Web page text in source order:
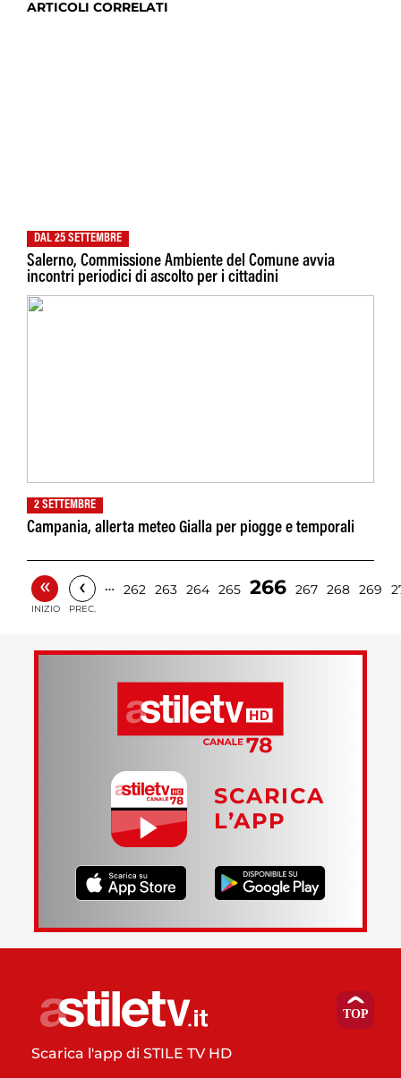
ARTICOLI CORRELATI
DAL 25 SETTEMBRE
Salerno, Commissione Ambiente del Comune avvia
incontri periodici di ascolto per i cittadini
2 SETTEMBRE
Campania, allerta meteo Gialla per piogge e temporali
«
INIZIO
‹
PREC.
… 262 263 264 265 266 267 268 269
SCARICA
L’APP
Scarica l'app di STILE TV HD